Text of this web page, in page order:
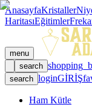
AnasayfaKristaller
HaritasıEğitimler
menu
search
search loginGİRİŞ
Ham Kütle